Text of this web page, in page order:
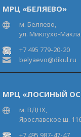
МРЦ «БЕЛЯЕВО»
м. Беляево,
ул. Миклухо-
+7 495 779-20-20
belyaevo@dikul.ru
МРЦ «ЛОСИНЫЙ
м. ВДНХ,
Ярославское ш.
+7 495 987-47-47